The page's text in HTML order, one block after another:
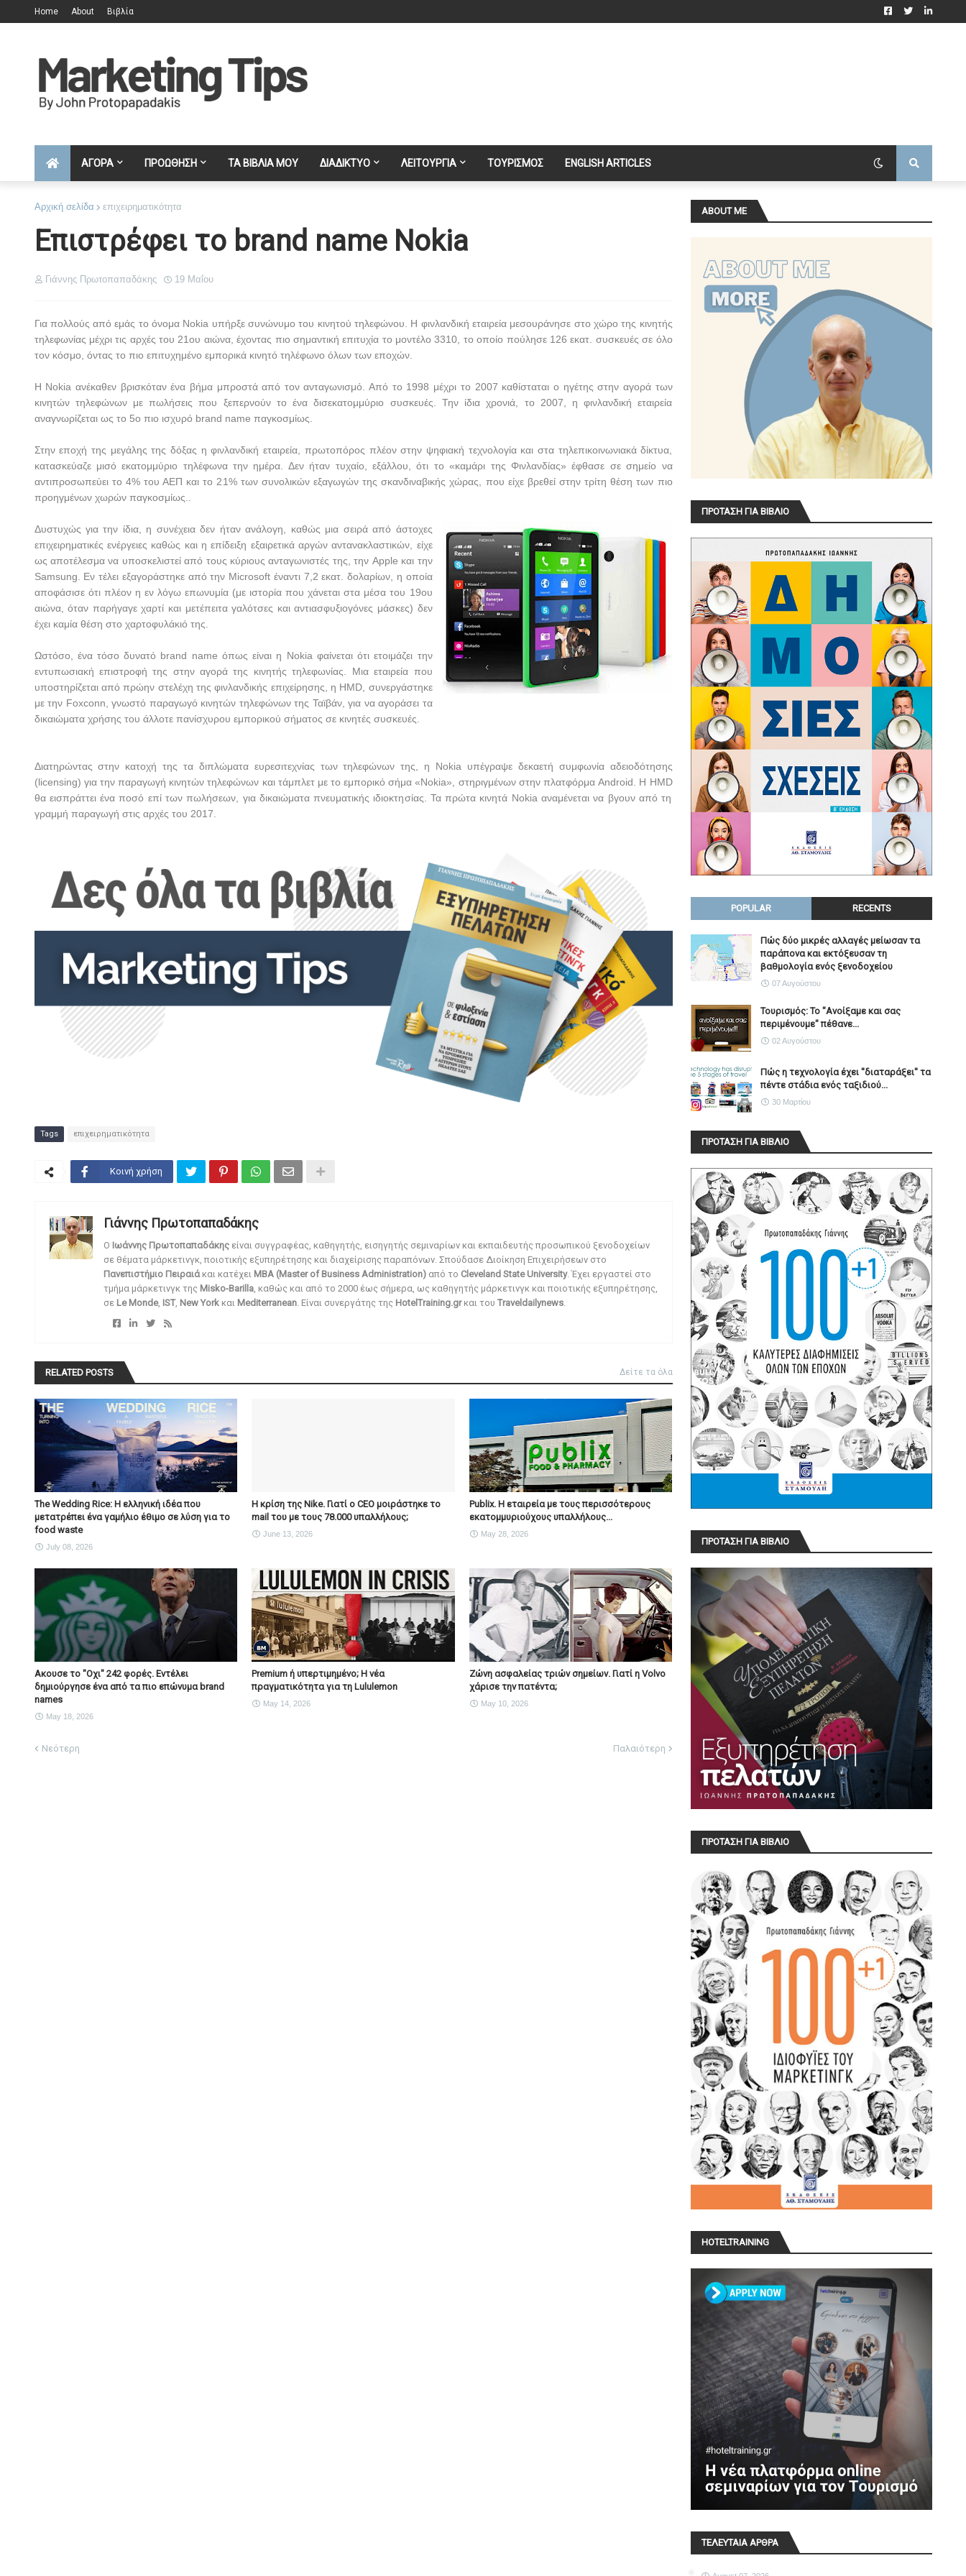
Home About Βιβλία
ΑΓΟΡΑ ΠΡΟΩΘΗΣΗ ΤΑ ΒΙΒΛΙΑ ΜΟΥ ΔΙΑΔΙΚΤΥΟ ΛΕΙΤΟΥΡΓΙΑ ΤΟΥΡΙΣΜΟΣ ENGLISH ARTICLES
Αρχική σελίδα επιχειρηματικότητα
Επιστρέφει το brand name Nokia
Γιάννης Πρωτοπαπαδάκης 19 Μαΐου
Για πολλούς από εμάς το όνομα Nokia υπήρξε συνώνυμο του κινητού τηλεφώνου. Η φινλανδική εταιρεία μεσουράνησε στο χώρο της κινητής
τηλεφωνίας μέχρι τις αρχές του 21ου αιώνα, έχοντας πιο σημαντική επιτυχία το μοντέλο 3310, το οποίο πούλησε 126 εκατ. συσκευές σε όλο
τον κόσμο, όντας το πιο επιτυχημένο εμπορικά κινητό τηλέφωνο όλων των εποχών.
Η Nokia ανέκαθεν βρισκόταν ένα βήμα μπροστά από τον ανταγωνισμό. Από το 1998 μέχρι το 2007 καθίσταται o ηγέτης στην αγορά των
κινητών τηλεφώνων με πωλήσεις που ξεπερνούν το ένα δισεκατομμύριο συσκευές. Την ίδια χρονιά, το 2007, η φινλανδική εταιρεία
αναγνωρίζεται ως το 5ο πιο ισχυρό brand name παγκοσμίως.
Στην εποχή της μεγάλης της δόξας η φινλανδική εταιρεία, πρωτοπόρος πλέον στην ψηφιακή τεχνολογία και στα τηλεπικοινωνιακά δίκτυα,
κατασκεύαζε μισό εκατομμύριο τηλέφωνα την ημέρα. Δεν ήταν τυχαίο, εξάλλου, ότι το «καμάρι της Φινλανδίας» έφθασε σε σημείο να
αντιπροσωπεύει το 4% του ΑΕΠ και το 21% των συνολικών εξαγωγών της σκανδιναβικής χώρας, που είχε βρεθεί στην τρίτη θέση των πιο
προηγμένων χωρών παγκοσμίως..
Δυστυχώς για την ίδια, η συνέχεια δεν ήταν ανάλογη, καθώς μια σειρά από άστοχες
επιχειρηματικές ενέργειες καθώς και η επίδειξη εξαιρετικά αργών αντανακλαστικών, είχε
ως αποτέλεσμα να υποσκελιστεί από τους κύριους ανταγωνιστές της, την Apple και την
Samsung . Εν τέλει εξαγοράστηκε από την Microsoft έναντι 7,2 εκατ. δολαρίων, η οποία
αποφάσισε ότι πλέον η εν λόγω επωνυμία (με ιστορία που χάνεται στα μέσα του 19ου
αιώνα, όταν παρήγαγε χαρτί και μετέπειτα γαλότσες και αντιασφυξιογόνες μάσκες) δεν
έχει καμία θέση στο χαρτοφυλάκιό της.
Ωστόσο, ένα τόσο δυνατό brand name όπως είναι η Nokia φαίνεται ότι ετοιμάζει την
εντυπωσιακή επιστροφή της στην αγορά της κινητής τηλεφωνίας. Μια εταιρεία που
υποστηρίζεται από πρώην στελέχη της φινλανδικής επιχείρησης, η HMD , συνεργάστηκε
με την Foxconn, γνωστό παραγωγό κινητών τηλεφώνων της Ταϊβάν, για να αγοράσει τα
δικαιώματα χρήσης του άλλοτε πανίσχυρου εμπορικού σήματος σε κινητές συσκευές.
Διατηρώντας στην κατοχή της τα διπλώματα ευρεσιτεχνίας των τηλεφώνων της, η Nokia
υπέγραψε δεκαετή συμφωνία αδειοδότησης
(licensing) για την παραγωγή κινητών τηλεφώνων και τάμπλετ με το εμπορικό σήμα «Nokia», στηριγμένων στην πλατφόρμα Android. H HMD
θα εισπράττει ένα ποσό επί των πωλήσεων, για δικαιώματα πνευματικής ιδιοκτησίας.
Τα πρώτα κινητά Nokia αναμένεται να βγουν από τη
γραμμή παραγωγή στις αρχές του 2017.
Tags επιχειρηματικότητα
Κοινή χρήση
Γιάννης Πρωτοπαπαδάκης
O Ιωάννης Πρωτοπαπαδάκης είναι συγγραφέας, καθηγητής, εισηγητής σεμιναρίων και εκπαιδευτής προσωπικού ξενοδοχείων
σε θέματα μάρκετινγκ, ποιοτικής εξυπηρέτησης και διαχείρισης παραπόνων. Σπούδασε Διοίκηση Επιχειρήσεων στο
Πανεπιστήμιο Πειραιάκαι κατέχει MBA (Master of Business Administration)από το Cleveland State University. Έχει εργαστεί στο
τμήμα μάρκετινγκ της Misko-Barilla, καθώς και από το 2000 έως σήμερα, ως καθηγητής μάρκετινγκ και ποιοτικής εξυπηρέτησης,
σε Le Monde, IST, New Yorkκαι Mediterranean. Είναι συνεργάτης της HotelTraining.grκαι του Traveldailynews.
RELATED POSTS Δείτε τα όλα
The Wedding Rice: Η ελληνική ιδέα που
μετατρέπει ένα γαμήλιο έθιμο σε λύση για το
food waste
July 08, 2026
Η κρίση της Nike. Γιατί ο CEO μοιράστηκε το
mail του με τους 78.000 υπαλλήλους;
June 13, 2026
Publix. Η εταιρεία με τους περισσότερους
εκατομμυριούχους υπαλλήλους...
May 28, 2026
Ακουσε το "Οχι" 242 φορές. Εντέλει
δημιούργησε ένα από τα πιο επώνυμα brand
names
May 18, 2026
Premium ή υπερτιμημένο; Η νέα
πραγματικότητα για τη Lululemon
May 14, 2026
Ζώνη ασφαλείας τριών σημείων. Γιατί η Volvo
χάρισε την πατέντα;
May 10, 2026
Νεότερη Παλαιότερη
ABOUT ME
ΠΡΟΤΑΣΗ ΓΙΑ ΒΙΒΛΙΟ
POPULAR RECENTS
Πώς δύο μικρές αλλαγές μείωσαν τα
παράπονα και εκτόξευσαν τη
βαθμολογία ενός ξενοδοχείου
07 Αυγούστου
Τουρισμός: Το "Ανοίξαμε και σας
περιμένουμε" πέθανε...
02 Αυγούστου
Πώς η τεχνολογία έχει ''διαταράξει'' τα
πέντε στάδια ενός ταξιδιού...
30 Μαρτίου
ΠΡΟΤΑΣΗ ΓΙΑ ΒΙΒΛΙΟ
ΠΡΟΤΑΣΗ ΓΙΑ ΒΙΒΛΙΟ
ΠΡΟΤΑΣΗ ΓΙΑ ΒΙΒΛΙΟ
HOTELTRAINING
ΤΕΛΕΥΤΑΙΑ ΑΡΘΡΑ